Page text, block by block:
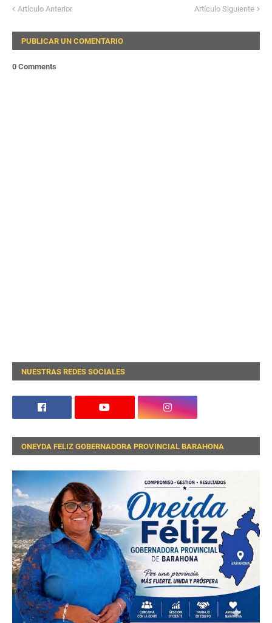
Artículo Anterior Artículo Siguiente
PUBLICAR UN COMENTARIO
0 Comments
NUESTRAS REDES SOCIALES
ONEYDA FELIZ GOBERNADORA PROVINCIAL BARAHONA